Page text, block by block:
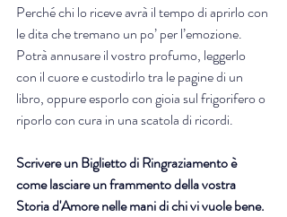
Perché chi lo riceve avrà il tempo di aprirlo con
le dita che tremano un po’ per l’emozione.
Potrà annusare il vostro profumo, leggerlo
con il cuore e custodirlo tra le pagine di un
libro, oppure esporlo con gioia sul frigorifero o
riporlo con cura in una scatola di ricordi.
Scrivere un Biglietto di Ringraziamento è
come lasciare un frammento della vostra
Storia d'Amore nelle mani di chi vi vuole bene.